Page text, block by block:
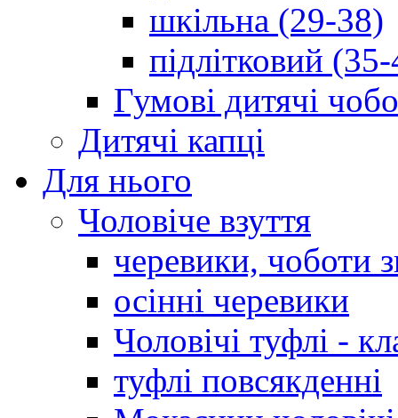
шкільна (29-38)
підлітковий
Гумові дитячі
Дитячі капці
Для нього
Чоловіче взуття
черевики, чоботи
осінні черевики
Чоловічі туфлі -
туфлі повсякденні